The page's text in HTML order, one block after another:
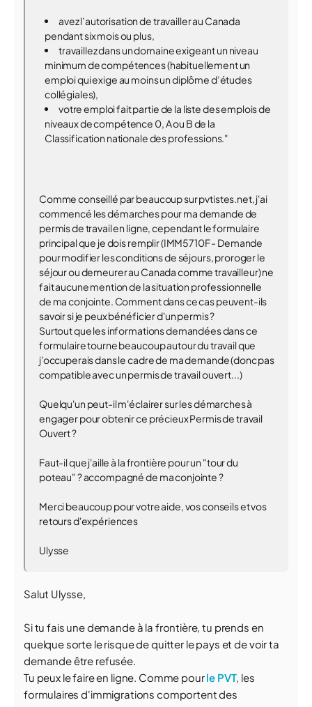
avez l’autorisation de travailler au Canada
pendant six mois ou plus,
travaillez dans un domaine exigeant un niveau
minimum de compétences (habituellement un
emploi qui exige au moins un diplôme d’études
collégiales),
votre emploi fait partie de la liste des emplois de
niveaux de compétence 0, A ou B de la
Classification nationale des professions."
Comme conseillé par beaucoup sur pvtistes.net, j'ai
commencé les démarches pour ma demande de
permis de travail en ligne, cependant le formulaire
principal que je dois remplir (IMM5710F - Demande
pour modifier les conditions de séjours, proroger le
séjour ou demeurer au Canada comme travailleur) ne
fait aucune mention de la situation professionnelle
de ma conjointe. Comment dans ce cas peuvent-ils
savoir si je peux bénéficier d'un permis ?
Surtout que les informations demandées dans ce
formulaire tourne beaucoup autour du travail que
j'occuperais dans le cadre de ma demande (donc pas
compatible avec un permis de travail ouvert...)
Quelqu'un peut-il m'éclairer sur les démarches à
engager pour obtenir ce précieux Permis de travail
Ouvert ?
Faut-il que j'aille à la frontière pour un "tour du
poteau" ? accompagné de ma conjointe ?
Merci beaucoup pour votre aide, vos conseils et vos
retours d'expériences
Ulysse
Salut Ulysse,
Si tu fais une demande à la frontière, tu prends en
quelque sorte le risque de quitter le pays et de voir ta
demande être refusée.
Tu peux le faire en ligne. Comme pourle PVT, les
formulaires d'immigrations comportent des